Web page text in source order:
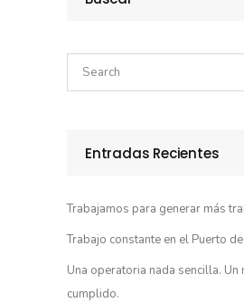
Entradas Recientes
Trabajamos para generar más
Trabajo constante en el Puerto
Una operatoria nada sencilla. Un
cumplido.